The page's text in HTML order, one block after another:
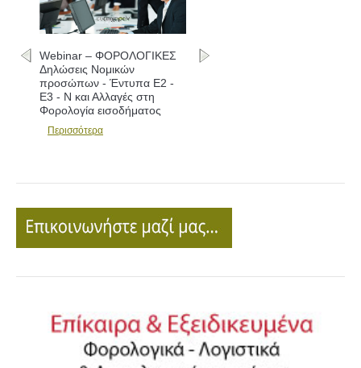
Webinar – ΦΟΡΟΛΟΓΙΚΕΣ
Δηλώσεις - Συμπλήρωση
εντύπων Ε1 - Ε2 - Ε3 και
Αλλαγές
Περισσότερα